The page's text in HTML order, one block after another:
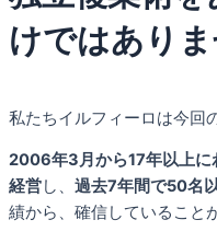
けではありま
私たちイルフィーロは今回
2006年3月から17年以上に
経営し、 過去7年間で50名
績から、確信していること